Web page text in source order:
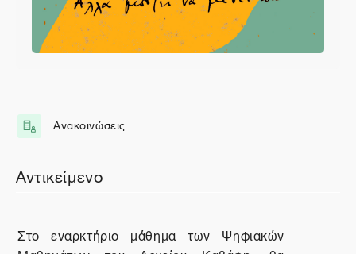
ΓενικάΑνακοινώσεις
Φόρουμ
Αντικείμενο
Στο εναρκτήριο μάθημα των Ψηφιακών